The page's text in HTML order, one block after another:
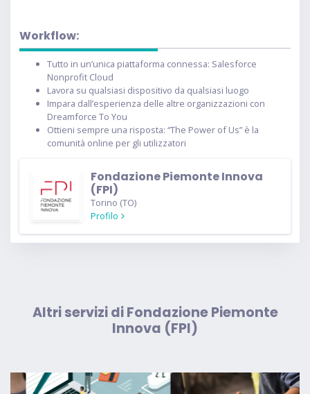
Workflow:
Tutto in un’unica piattaforma connessa: Salesforce
Nonprofit Cloud
Lavora su qualsiasi dispositivo da qualsiasi luogo
Impara dall’esperienza delle altre organizzazioni con
Dreamforce To You
Ottieni sempre una risposta: “The Power of Us” è la
comunità online per gli utilizzatori
Fondazione Piemonte Innova
(FPI)
Torino (TO)
Profilo
Altri servizi di Fondazione Piemonte
Innova (FPI)